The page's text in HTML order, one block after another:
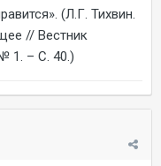
(Л.Г. Тихвин.
// Вестник
1. – С. 40.)